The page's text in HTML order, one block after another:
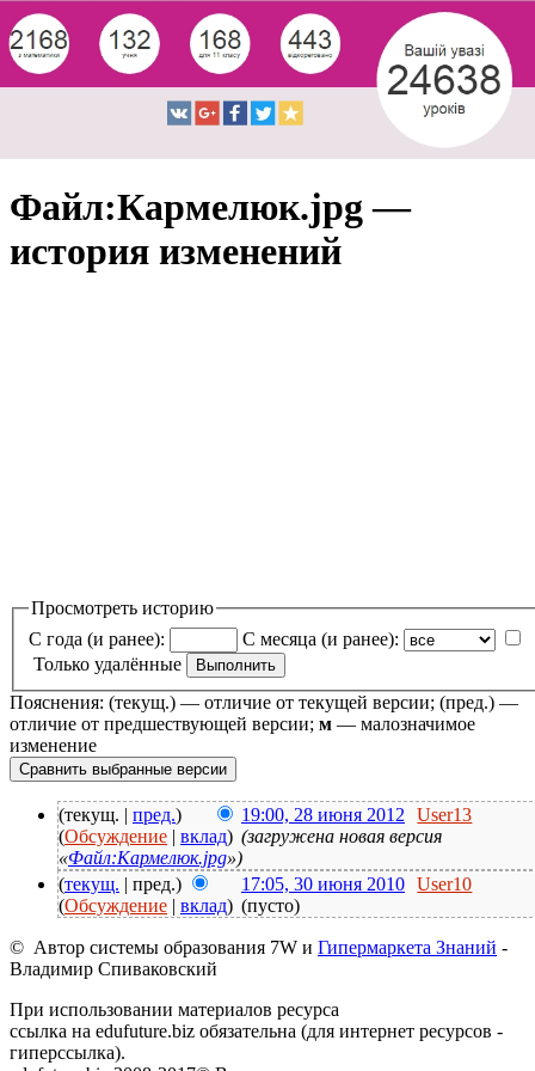
Файл:Кармелюк.jpg —
история изменений
Просмотреть историю
С года (и ранее):
С месяца (и ранее):
Только удалённые
Пояснения: (текущ.) — отличие от текущей версии; (пред.) —
отличие от предшествующей версии; м — малозначимое
изменение
(текущ. | пред.) 19:00, 28 июня 2012
User13
(Обсуждение | вклад) (загружена новая версия
«Файл:Кармелюк.jpg»)
(текущ. | пред.) 17:05, 30 июня 2010
User10
(Обсуждение | вклад) (пусто)
© Автор системы образования 7W и Гипермаркета Знаний -
Владимир Спиваковский
При использовании материалов ресурса
ссылка на edufuture.biz обязательна (для интернет ресурсов -
гиперссылка).